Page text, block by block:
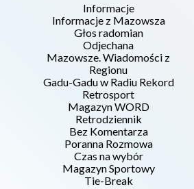
Informacje
Informacje z Mazowsza
Głos radomian
Odjechana
Mazowsze. Wiadomości z
Regionu
Gadu-Gadu w Radiu Rekord
Retrosport
Magazyn WORD
Retrodziennik
Bez Komentarza
Poranna Rozmowa
Czas na wybór
Magazyn Sportowy
Tie-Break